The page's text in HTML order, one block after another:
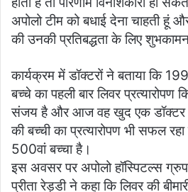
अपोलो टीम को बधाई देना चाहती हूं
की उनकी प्रतिबद्धता के लिए
कार्यक्रम में डॉक्टरों ने बताया कि
बच्चे का पहली बार लिवर प्रत्यारोपण
संजय है और आज वह खुद एक डॉक्टर
की बच्ची का प्रत्यारोपण भी सफल रहा
500वां बच्चा है।
इस अवसर पर अपोलो हॉस्पिटल्स
प्रीता रेड्डी ने कहा कि लिवर की